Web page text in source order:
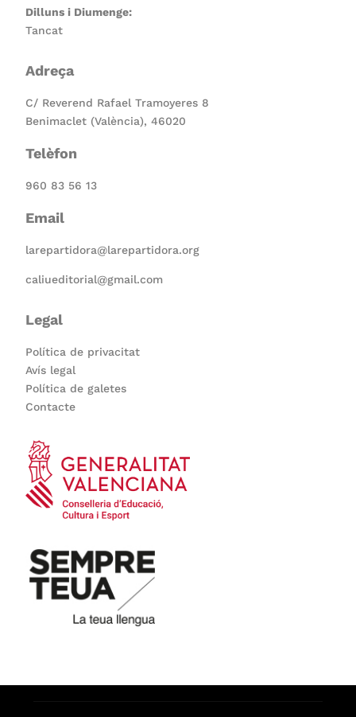
Dilluns i Diumenge:
Tancat
Adreça
C/ Reverend Rafael Tramoyeres 8
Benimaclet (València), 46020
Telèfon
960 83 56 13
Email
larepartidora@larepartidora.org
caliueditorial@gmail.com
Legal
Política de privacitat
Avís legal
Política de galetes
Contacte